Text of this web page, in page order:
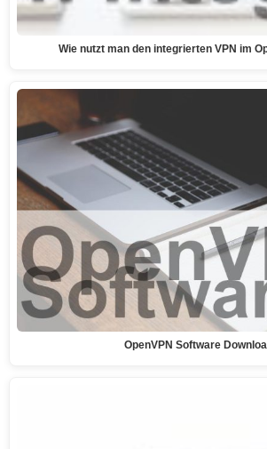
Wie nutzt man den integrierten VPN im
OpenVPN Software